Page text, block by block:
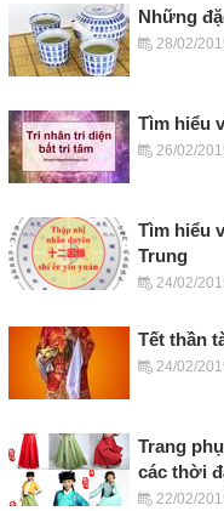
Những
28/02/
Tìm hiểu
26/02/
Tìm hiểu
Trung
24/02/
Tết thần
24/02/
Trang
các thời
22/02/